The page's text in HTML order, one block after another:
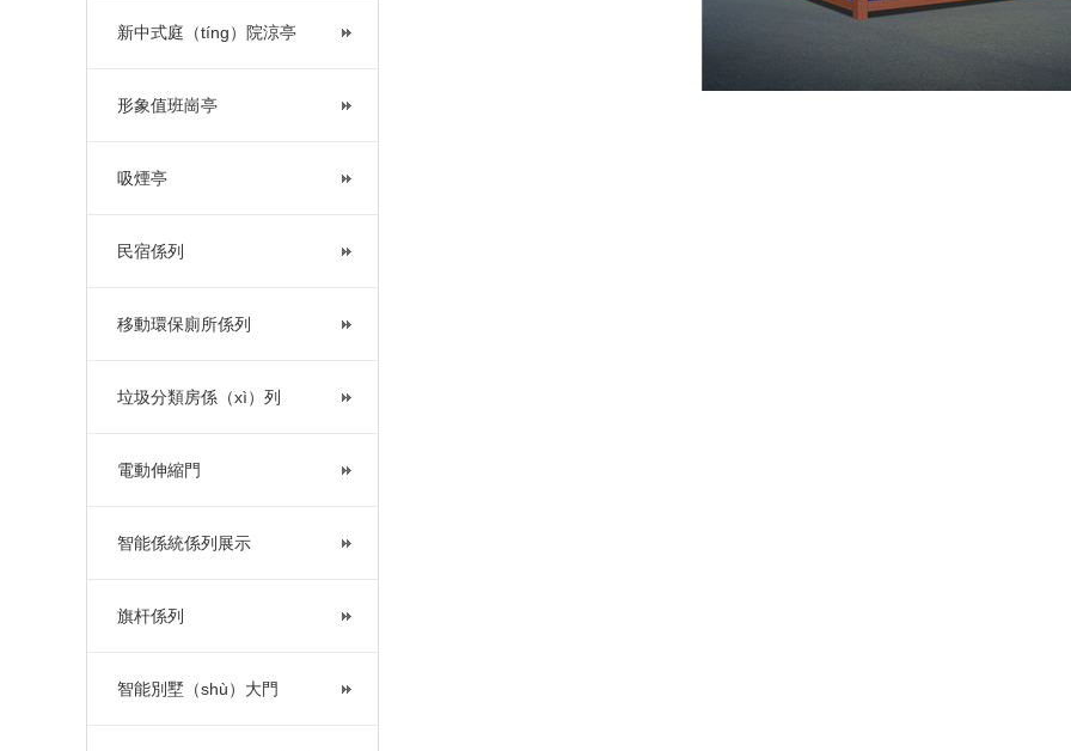
新中式庭（tíng）院涼亭
形象值班崗亭
吸煙亭
民宿係列
移動環保廁所係列
垃圾分類房係（xì）列
電動伸縮門
智能係統係列展示
旗杆係列
智能別墅（shù）大門